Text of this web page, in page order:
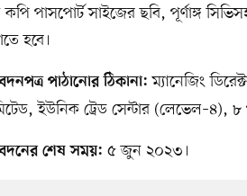
কপি পাসপোর্ট সাইজের ছবি, পূর্ণাঙ্গ
হবে।
পাঠানোর ঠিকানা: ম্যানেজিং
ইউনিক ট্রেড সেন্টার (লেভেল–৪), ৮
শেষ সময়: ৫ জুন ২০২৩।